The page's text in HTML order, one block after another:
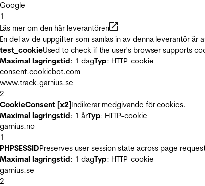
Google
1
Läs mer om den här leverantören
En del av de uppgifter som samlas in av denna leverantör
test_cookieUsed to check if the user's browser supports
Maximal lagringstid: 1 dagTyp: HTTP-cookie
consent.cookiebot.com
www.track.garnius.se
2
CookieConsent [x2]Indikerar medgivande för cookies.
Maximal lagringstid: 1 årTyp: HTTP-cookie
garnius.no
1
PHPSESSIDPreserves user session state across page
Maximal lagringstid: 1 dagTyp: HTTP-cookie
garnius.se
2